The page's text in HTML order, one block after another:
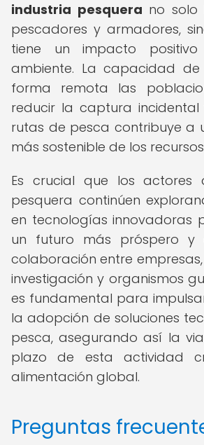
industria pesquera no solo
pescadores y armadores,
tiene un impacto
ambiente. La capacidad
forma remota las
reducir la captura
rutas de pesca contribuye a
más sostenible de los
Es crucial que los actores
pesquera continúen
en tecnologías innovadoras
un futuro más próspero y
colaboración entre
investigación y organismos
es fundamental para
la adopción de soluciones
pesca, asegurando así la
plazo de esta actividad
alimentación global.
Preguntas